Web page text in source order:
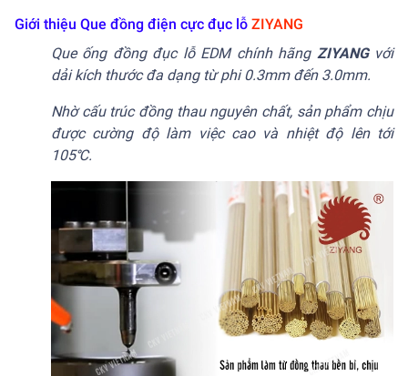
Giới thiệu Que đồng điện cực đục lỗ ZIYANG
Que ống đồng đục lỗ EDM chính hãng ZIYANGvới
dải kích thước đa dạng từ phi 0.3mm đến 3.0mm.
Nhờ cấu trúc đồng thau nguyên chất, sản phẩm chịu
được cường độ làm việc cao và nhiệt độ lên tới
105℃.